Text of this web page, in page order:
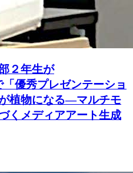
２年生が
「優秀プレゼンテーショ
植物になる―マルチモ
くメディアアート生成